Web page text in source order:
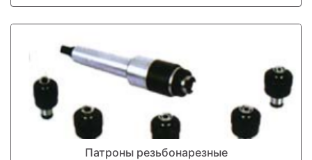
Патроны резьбонарезные